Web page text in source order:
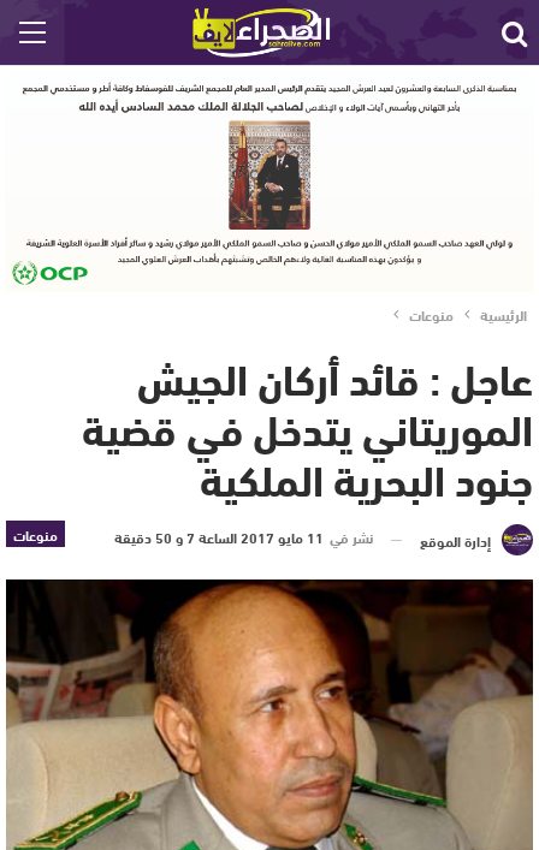
الرئيسية منوعات
عاجل : قائد أركان الجيش
الموريتاني يتدخل في قضية
جنود البحرية الملكية
منوعات إدارة الموقع نشر في 11 مايو 2017 الساعة 7 و 50 دقيقة